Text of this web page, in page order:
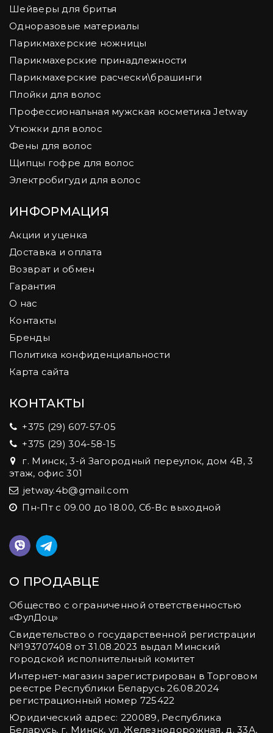
Шейверы для бритья
Одноразовые материалы
Парикмахерские ножницы
Парикмахерские принадлежности
Парикмахерские расчески\брашинги
Плойки для волос
Профессиональная мужская косметика Jetway
Утюжки для волос
Фены для волос
Щипцы гофре для волос
Электробигуди для волос
ИНФОРМАЦИЯ
Акции и уценка
Доставка и оплата
Возврат и обмен
Гарантия
О нас
Контакты
Бренды
Политика конфиденциальности
Карта сайта
КОНТАКТЫ
+375 (29) 607-57-05
+375 (29) 304-58-15
г. Минск, 3-й Загородный переулок, дом 4В, 3
этаж, офис 301
jetway.4b@gmail.com
Пн-Пт с 09.00 до 18.00, Сб-Вс выходной
О ПРОДАВЦЕ
Общество с ограниченной ответственностью
«ФулДоц»
Свидетельство о государственной регистрации
№‎193707408 от 31.08.2023 выдал Минский
городской исполнительный комитет
Интернет-магазин зарегистрирован в Торговом
реестре Республики Беларусь 26.08.2024
регистрационный номер 725422
Юридический адрес: 220089, Республика
Беларусь, г. Минск, ул. Железнодорожная, д. 33А,